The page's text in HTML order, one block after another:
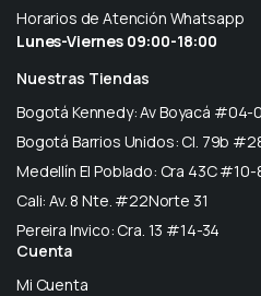
Horarios de Atención Whatsapp
Lunes-Viernes 09:00-18:00
Nuestras Tiendas
Bogotá Kennedy: Av Boyacá #04-
Bogotá Barrios Unidos: Cl. 79b
Medellín El Poblado: Cra 43C #10-
Cali: Av. 8 Nte. #22Norte 31
Pereira Invico: Cra. 13 #14-34
Cuenta
Mi Cuenta